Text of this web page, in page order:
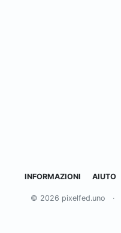
INFORMAZIONI AIUTO
© 2026 pixelfed.uno ·